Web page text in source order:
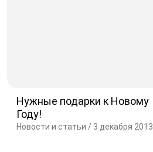
Нужные подарки к Новому
Году!
Новости и статьи / 3 декабря 2013